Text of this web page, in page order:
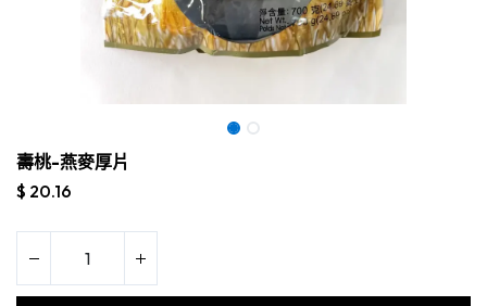
壽桃-燕麥厚片
$ 20.16